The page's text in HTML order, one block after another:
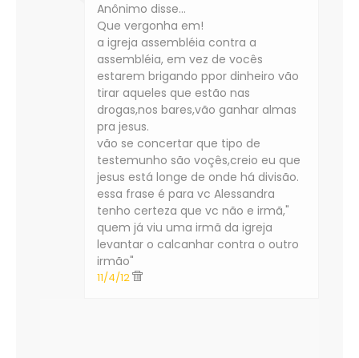
Anônimo disse…
Que vergonha em!
a igreja assembléia contra a
assembléia, em vez de vocês
estarem brigando ppor dinheiro vão
tirar aqueles que estão nas
drogas,nos bares,vão ganhar almas
pra jesus.
vão se concertar que tipo de
testemunho são voçês,creio eu que
jesus está longe de onde há divisão.
essa frase é para vc Alessandra
tenho certeza que vc não e irmã,"
quem já viu uma irmã da igreja
levantar o calcanhar contra o outro
irmão"
11/4/12